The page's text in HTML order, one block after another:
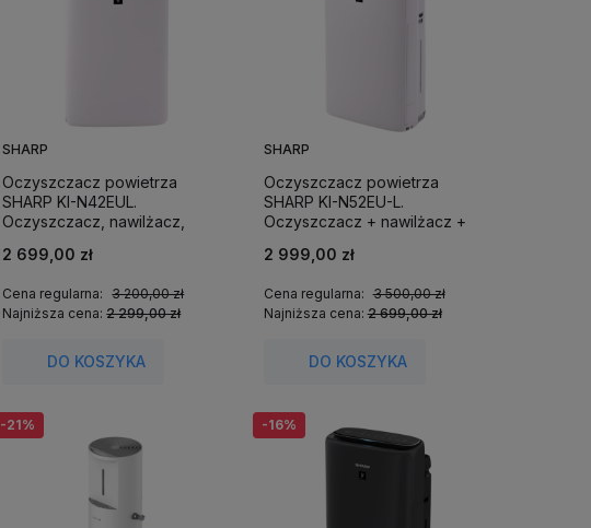
SHARP
Oczyszczacz powietrza
SHARP KI-N42EUL.
Oczyszczacz, nawilżacz,
Sterowanie telefonem.
2 699,00 zł
Cena regularna:
3 200,00 zł
Najniższa cena:2 299,00 zł
DO KOSZYKA
SHARP
Oczyszczacz powietrza
SHARP KI-N52EU-L.
Oczyszczacz + nawilżacz +
Sterowany aplikacją.
2 999,00 zł
Cena regularna: 3 500,00 zł
Najniższa cena:2 699,00 zł
DO KOSZYKA
-21% -16%